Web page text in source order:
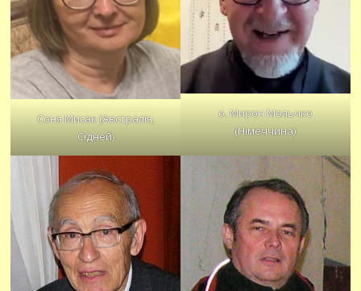
Соня Мисак (Австралія,
Сідней)
о. Мирон Мольчко
(Німеччина)